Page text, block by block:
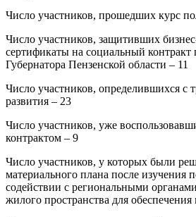
Число участников, прошедших курс
Число участников, защитивших
сертификаты на социальный
Губернатора Пензенской области – 11
Число участников, определившихся с
развития – 23
Число участников, уже
контрактом – 9
Число участников, у которых были
материального плана после изучения
содействии с региональными
жилого пространства для